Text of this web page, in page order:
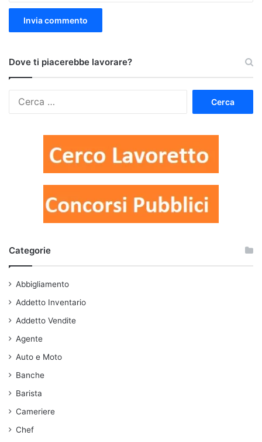
Dove ti piacerebbe lavorare?
Categorie
Abbigliamento
Addetto Inventario
Addetto Vendite
Agente
Auto e Moto
Banche
Barista
Cameriere
Chef